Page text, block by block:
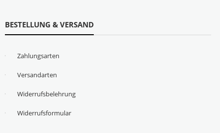
BESTELLUNG & VERSAND
Zahlungsarten
Versandarten
Widerrufsbelehrung
Widerrufsformular